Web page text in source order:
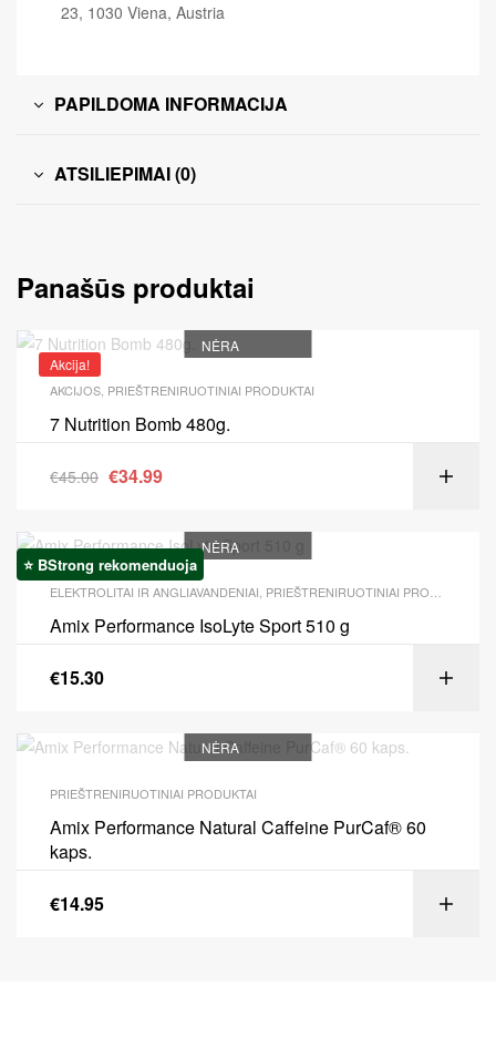
23, 1030 Viena, Austria
PAPILDOMA INFORMACIJA
ATSILIEPIMAI (0)
Panašūs produktai
Akcija!
NĖRA
AKCIJOS, PRIEŠTRENIRUOTINIAI PRODUKTAI
7 Nutrition Bomb 480g.
€45.00 €34.99
⭐ BStrong rekomenduoja
NĖRA
ELEKTROLITAI IR ANGLIAVANDENIAI PRIEŠTRENIRUOTINIAI PRODUKTAI
Amix Performance IsoLyte Sport 510 g
€15.30
NĖRA
PRIEŠTRENIRUOTINIAI PRODUKTAI
Amix Performance Natural Caffeine PurCaf® 60
kaps.
€14.95